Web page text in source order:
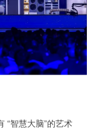
“智慧大脑”的艺术